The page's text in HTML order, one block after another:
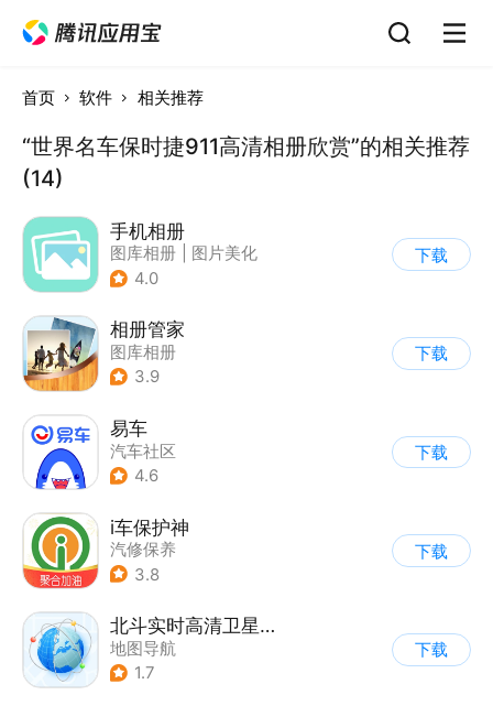
首页 软件 相关推荐
“世界名车保时捷911高清相册欣赏”的相关推荐
(14)
手机相册
图库相册
图片美化
4.0
下载
相册管家
图库相册
3.9
下载
易车
汽车社区
4.6
下载
i车保护神
汽修保养
3.8
下载
北斗实时高清卫星地图
地图导航
1.7
下载